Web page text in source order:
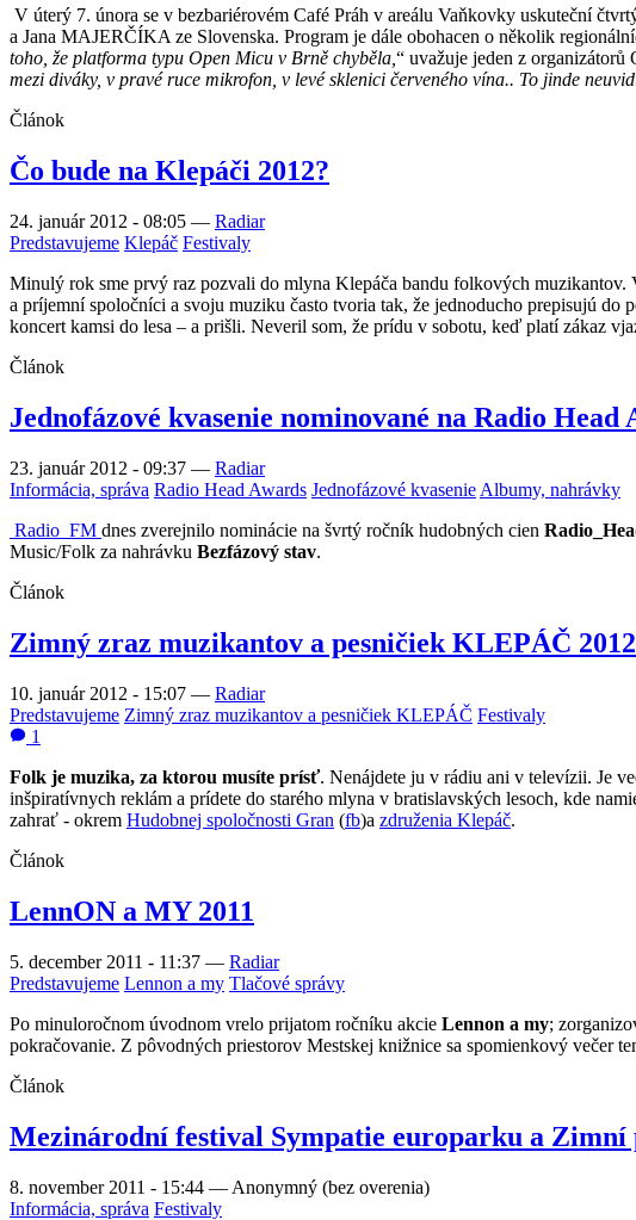
V úterý 7. února se v bezbariérovém Café Práh v areálu Vaňkovky uskuteční
a Jana MAJERČÍKA ze Slovenska. Program je dále obohacen o několik
toho, že platforma typu Open Micu v Brně chyběla,“ uvažuje jeden z organizátorů
mezi diváky, v pravé ruce mikrofon, v levé sklenici červeného vína.. To jinde
Článok
Čo bude na Klepáči 2012?
24. január 2012 - 08:05 — Radiar
Predstavujeme Klepáč Festivaly
Minulý rok sme prvý raz pozvali do mlyna Klepáča bandu folkových muzikantov.
a príjemní spoločníci a svoju muziku často tvoria tak, že jednoducho prepisujú
koncert kamsi do lesa – a prišli. Neveril som, že prídu v sobotu, keď platí zákaz
Článok
Jednofázové kvasenie nominované na Radio Head
23. január 2012 - 09:37 — Radiar
Informácia, správa Radio Head Awards Jednofázové kvasenie Albumy, nahrávky
Radio_FM dnes zverejnilo nominácie na švrtý ročník hudobných cien
Music/Folk za nahrávku Bezfázový stav.
Článok
Zimný zraz muzikantov a pesničiek KLEPÁČ
10. január 2012 - 15:07 — Radiar
Predstavujeme Zimný zraz muzikantov a pesničiek KLEPÁČ Festivaly
1
Folk je muzika, za ktorou musíte prísť. Nenájdete ju v rádiu ani v televízii. Je
inšpiratívnych reklám a prídete do starého mlyna v bratislavských lesoch, kde
zahrať - okrem Hudobnej spoločnosti Gran (fb)a združenia Klepáč.
Článok
LennON a MY 2011
5. december 2011 - 11:37 — Radiar
Predstavujeme Lennon a my Tlačové správy
Po minuloročnom úvodnom vrelo prijatom ročníku akcie Lennon a my;
pokračovanie. Z pôvodných priestorov Mestskej knižnice sa spomienkový večer
Článok
Mezinárodní festival Sympatie europarku a Zimní
8. november 2011 - 15:44 — Anonymný (bez overenia)
Informácia, správa Festivaly